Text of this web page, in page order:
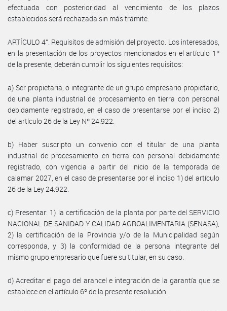
efectuada con posterioridad al vencimiento de los plazos
establecidos será rechazada sin más trámite.
ARTÍCULO 4°. Requisitos de admisión del proyecto. Los interesados,
en la presentación de los proyectos mencionados en el artículo 1º
de la presente, deberán cumplir los siguientes requisitos:
a) Ser propietaria, o integrante de un grupo empresario propietario,
de una planta industrial de procesamiento en tierra con personal
debidamente registrado, en el caso de presentarse por el inciso 2)
del artículo 26 de la Ley Nº 24.922.
b) Haber suscripto un convenio con el titular de una planta
industrial de procesamiento en tierra con personal debidamente
registrado, con vigencia a partir del inicio de la temporada de
calamar 2027, en el caso de presentarse por el inciso 1) del artículo
26 de la Ley 24.922.
c) Presentar: 1) la certificación de la planta por parte del SERVICIO
NACIONAL DE SANIDAD Y CALIDAD AGROALIMENTARIA (SENASA),
2) la certificación de la Provincia y/o de la Municipalidad según
corresponda, y 3) la conformidad de la persona integrante del
mismo grupo empresario que fuere su titular, en su caso.
d) Acreditar el pago del arancel e integración de la garantía que se
establece en el artículo 6º de la presente resolución.